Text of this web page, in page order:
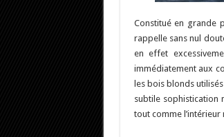
Constitué en grande
rappelle sans nul
en effet
immédiatement aux
les bois blonds
subtile sophistication
tout comme